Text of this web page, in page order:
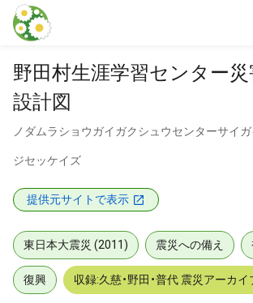
本文に飛ぶ
野田村生涯学習センター
設計図
ノダムラショウガイガクシュウセンターサイ
ジセッケイズ
提供元サイトで表示
東日本大震災 (2011) 震災への備え
復興 収録:久慈・野田・普代 震災アーカイ